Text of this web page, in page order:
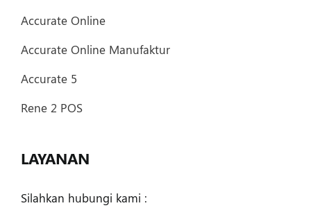
Accurate Online
Accurate Online Manufaktur
Accurate 5
Rene 2 POS
LAYANAN
Silahkan hubungi kami :